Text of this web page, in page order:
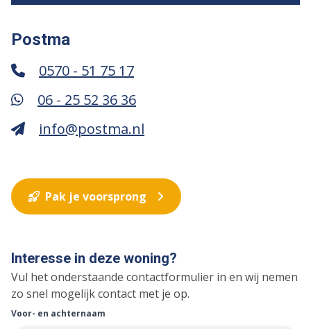
Postma
0570 - 51 75 17
06 - 25 52 36 36
info@postma.nl
Pak je voorsprong
Interesse in deze woning?
Vul het onderstaande contactformulier in en wij nemen
zo snel mogelijk contact met je op.
Voor- en achternaam